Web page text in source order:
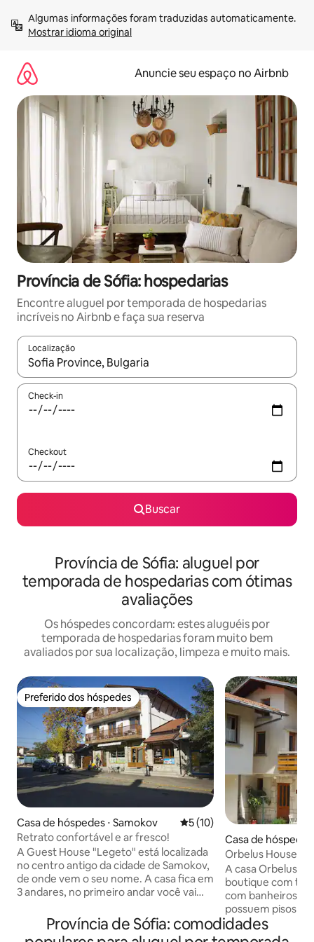
para
Mostrar idioma original
Anuncie seu espaço no Airbnb
Província de Sófia: hospedarias
Encontre aluguel por temporada de hospedarias
incríveis no Airbnb e faça sua reserva
Localização
Quando os resultados estiverem disponíveis, explore-os
Check-in
Checkout
Buscar
Província de Sófia: aluguel por
temporada de hospedarias com ótimas
avaliações
Os hóspedes concordam: estes aluguéis por
temporada de hospedarias foram muito bem
avaliados por sua localização, limpeza e muito mais.
Preferido dos hóspedes
Preferido dos hóspedes
Casa de hóspedes ⋅ Samokov 5 de uma avaliação média
5 (10)
Retrato confortável e ar fresco!
A Guest House "Legeto" está localizada
no centro antigo da cidade de Samokov,
de onde vem o seu nome. A casa fica em
3 andares, no primeiro andar você vai
vai encontrar um delicioso café da
manhã e café quente. No segundo e
Casa de
si
Orbelus House
A casa Orbelus é
boutique com
com banheiros.
possuem pisos e
reais. Com um
cozinha bem
Província de Sófia: comodidades